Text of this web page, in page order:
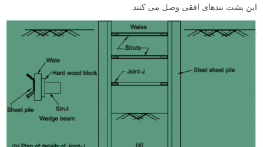
اين پشت بندهای افقی وصل می كنند.